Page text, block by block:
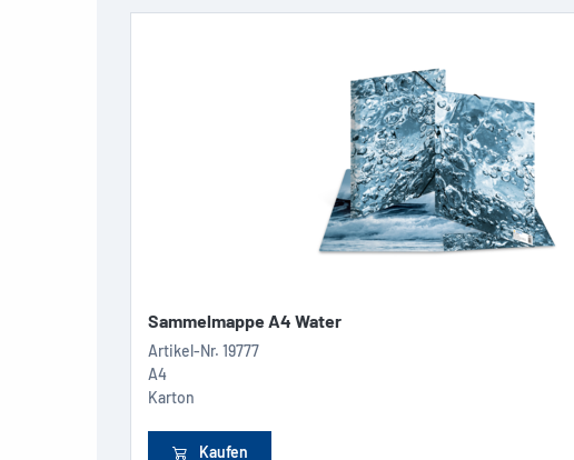
Sammelmappe A4 Water
Artikel-Nr. 19777
A4
Karton
Kaufen